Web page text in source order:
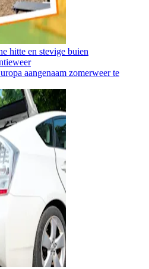
hitte en stevige buien
aangenaam zomerweer te